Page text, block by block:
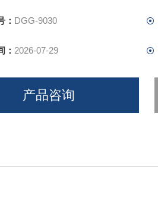
： DGG-9030
： 2026-07-29
产品咨询